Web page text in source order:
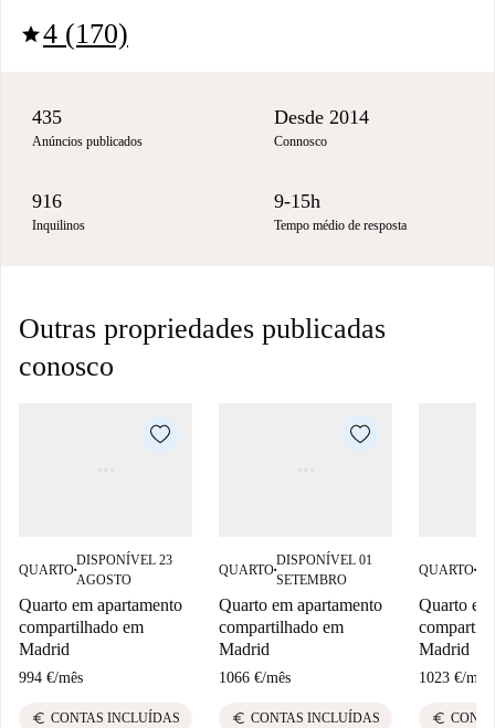
star4 (170)
435
Anúncios publicados
Desde 2014
Connosco
916
Inquilinos
9-15h
Tempo médio de resposta
Outras propriedades publicadas
conosco
QUARTO■
DISPONÍVEL 23
AGOSTO
Quarto em apartamento
compartilhado em
Madrid
994 €/mês
euro CONTAS INCLUÍDAS
QUARTO■
DISPONÍVEL 01
SETEMBRO
Quarto em apartamento
compartilhado em
Madrid
1066 €/mês
euro CONTAS INCLUÍDAS
QUARTO■
Quarto
Madrid
1023 €/mês
euro